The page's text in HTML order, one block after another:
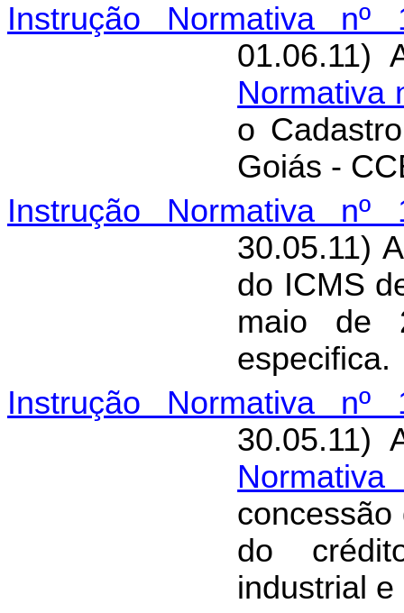
Instrução Normativa nº
01.06.11)
Normativa
o
Goiás -
Instrução Normativa nº
30.05.11)
do ICMS
maio de
especifica.
Instrução Normativa nº
30.05.11)
do
industrial